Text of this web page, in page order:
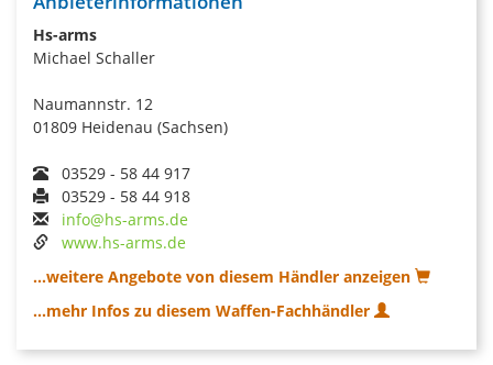
Hs-arms
Michael Schaller
Naumannstr. 12
01809 Heidenau (Sachsen)
03529 - 58 44 917
03529 - 58 44 918
info@hs-arms.de
www.hs-arms.de
...weitere Angebote von diesem Händler anzeigen
...mehr Infos zu diesem Waffen-Fachhändler